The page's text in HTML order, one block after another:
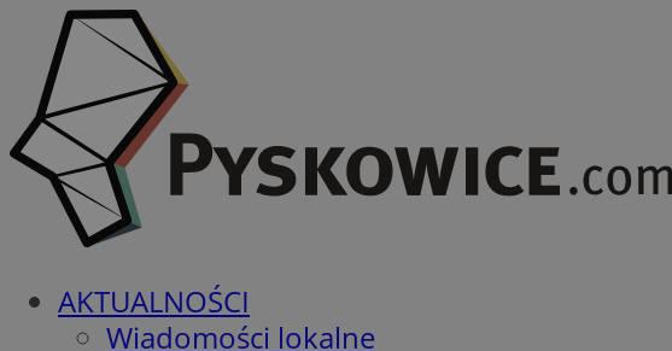
AKTUALNOŚCI
Wiadomości lokalne